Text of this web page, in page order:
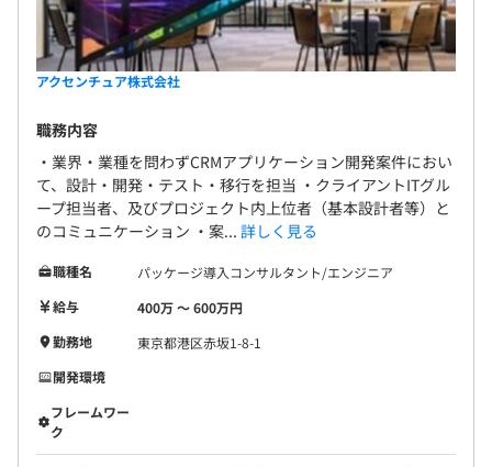
アクセンチュア株式会社
職務内容
・業界・業種を問わずCRMアプリケーション開発案件におい
て、設計・開発・テスト・移行を担当 ・クライアントITグル
ープ担当者、及びプロジェクト内上位者（基本設計者等）と
のコミュニケーション ・案... 詳しく見る
職種名
パッケージ導入コンサルタント/エンジニア
給与
400万 〜 600万円
勤務地
東京都港区赤坂1-8-1
開発環境
フレームワー
ク